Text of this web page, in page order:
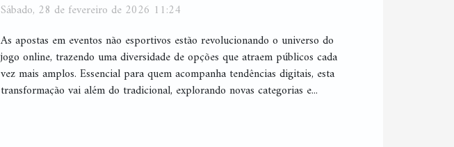
Sábado, 28 de fevereiro de 2026 11:24
As apostas em eventos não esportivos estão revolucionando o universo do
jogo online, trazendo uma diversidade de opções que atraem públicos cada
vez mais amplos. Essencial para quem acompanha tendências digitais, esta
transformação vai além do tradicional, explorando novas categorias e...